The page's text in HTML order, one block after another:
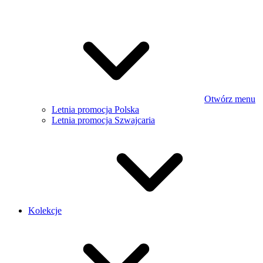
Otwórz menu
Letnia promocja Polska
Letnia promocja Szwajcaria
Kolekcje